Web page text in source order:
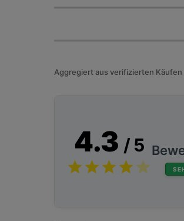
Aggregiert aus verifizierten Käufen
4.3 / 5